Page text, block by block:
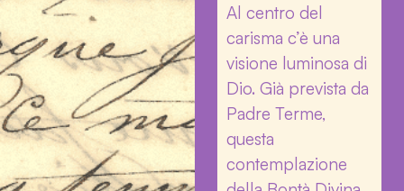
Al centro del
carisma c’è una
visione luminosa di
Dio. Già prevista da
Padre Terme,
questa
contemplazione